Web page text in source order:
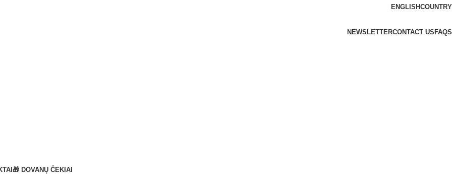
ENGLISHCOUNTRY
NEWSLETTERCONTACT US FAQS
🎁 DOVANŲ ČEKIAI